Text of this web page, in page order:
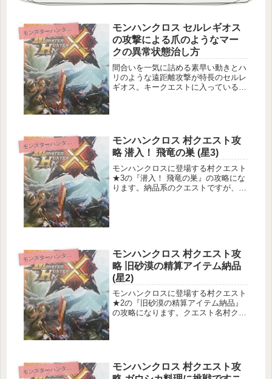
モ ンスターハンタークロス
モンハンクロス セルレギオス
の攻撃による爪のようなマー
クの異常状態治し方
間合いを一気に詰める素早い動きとハ
リのような遠距離攻撃が特長のセルレ
ギオス。キークエストに入っているク
う...
モ ンスターハンタークロス
モンハンクロス 村クエスト攻
略 潜入！ 飛竜の巣 (星3)
モンハンクロスに登場する村クエスト
★3の『潜入！ 飛竜の巣』の攻略にな
ります。納品系のクエストですが、段
モ ンスターハンタークロス
モンハンクロス 村クエスト攻
略 旧砂漠の精算アイテム納品
(星2)
モンハンクロスに登場する村クエスト
★2の『旧砂漠の精算アイテム納品』
の攻略になります。クエスト名村クエ
モ ンスターハンタークロス
モンハンクロス 村クエスト攻